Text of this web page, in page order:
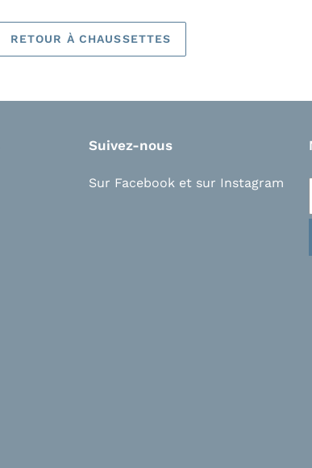
RETOUR À CHAUSSETTES
Suivez-nous
Sur Facebook et sur Instagram